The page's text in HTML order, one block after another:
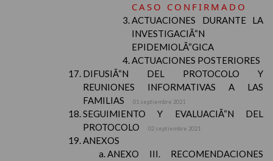
CASO CONFIRMADO
ACTUACIONES DURANTE LA
INVESTIGACIÃ“N
EPIDEMIOLÃ“GICA
ACTUACIONES POSTERIORES
DIFUSIÃ“N DEL PROTOCOLO Y
REUNIONES INFORMATIVAS A LAS
FAMILIAS
01 septiembre 2021
SEGUIMIENTO Y EVALUACIÃ“N DEL
PROTOCOLO
02 septiembre 2021
ANEXOS
ANEXO III. RECOMENDACIONES